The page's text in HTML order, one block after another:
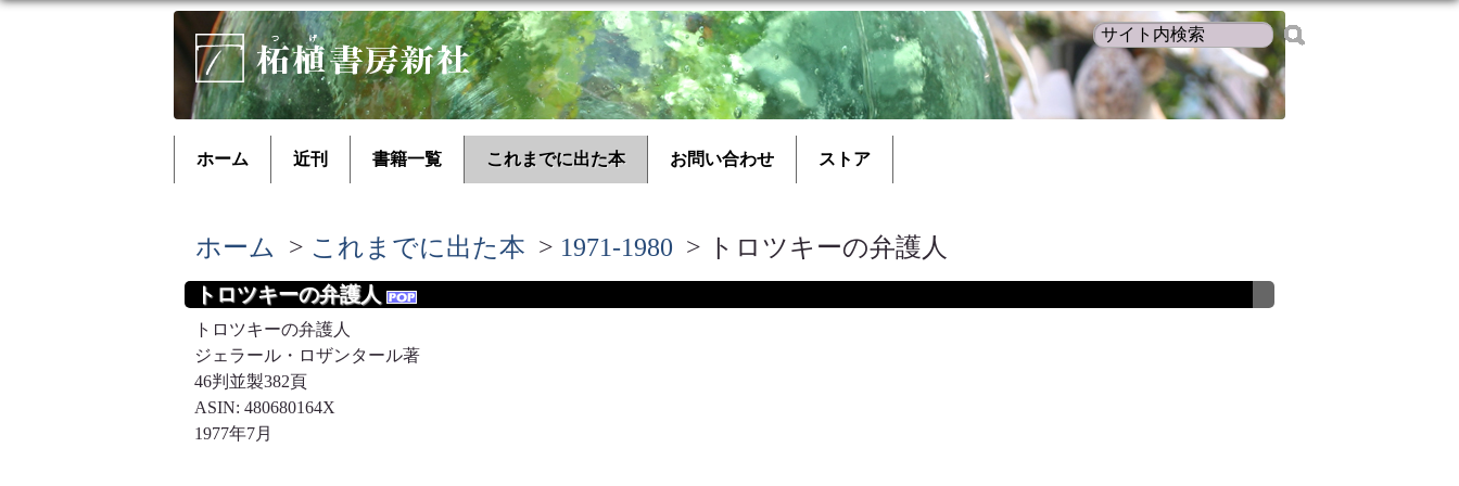
ホーム 近刊 書籍一覧 これまでに出た本 お問い合わせ ストア
ホーム > これまでに出た本 > 1971-1980 > トロツキーの弁護人
トロツキーの弁護人
トロツキーの弁護人
ジェラール・ロザンタール著
46判並製382頁
ASIN: 480680164X
1977年7月